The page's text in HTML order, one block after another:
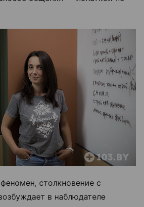
столкновение с
в наблюдателе